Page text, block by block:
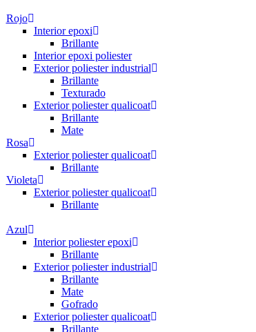
Rojo
Interior epoxi
Brillante
Interior epoxi poliester
Exterior poliester industrial
Brillante
Texturado
Exterior poliester qualicoat
Brillante
Mate
Rosa
Exterior poliester qualicoat
Brillante
Violeta
Exterior poliester qualicoat
Brillante
Azul
Interior poliester epoxi
Brillante
Exterior poliester industrial
Brillante
Mate
Gofrado
Exterior poliester qualicoat
Brillante